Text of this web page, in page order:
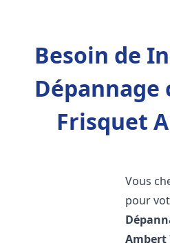
Besoin de
Dépannage
Frisquet
Vous
pour
Ambert